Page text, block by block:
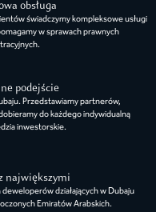
obsługa
świadczymy kompleksowe usługi
w sprawach prawnych
podejście
Przedstawiamy partnerów,
do każdego indywidualną
inwestorskie.
największymi
działających w Dubaju
Emiratów Arabskich.